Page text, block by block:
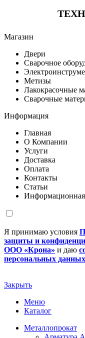
Магазин
Двери
Сварочное
Метизы
Лакокрасочные
Сварочные
Информация
Главная
О Компании
Услуги
Доставка
Оплата
Контакты
Статьи
Информационная
Я принимаю условия
защиты и
ООО «Крона» и даю
персональных данных
Закрыть
Меню
Каталог
Металлопрокат